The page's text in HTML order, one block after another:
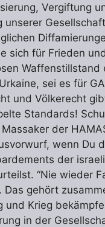
Vergiftung
unserer
sich für Frieden
Waffenstillstand
sei es für
und Völkerecht
Standards!
der
wenn Du
der
“Nie wieder
Das gehört
und Krieg
in der